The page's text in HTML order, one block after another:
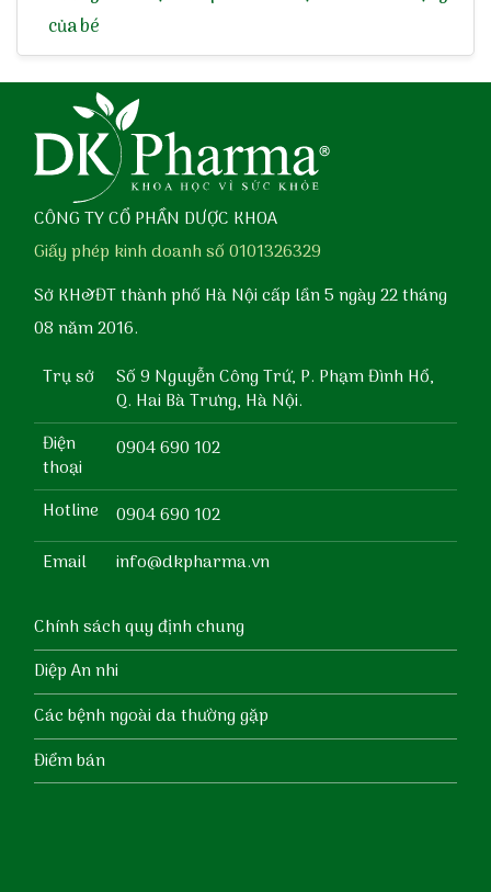
của bé
CÔNG TY CỔ PHẦN DƯỢC KHOA
Giấy phép kinh doanh số 0101326329
Sở KH&ĐT thành phố Hà Nội cấp lần 5 ngày 22 tháng
08 năm 2016.
Trụ sở
Số 9 Nguyễn Công Trứ, P. Phạm Đình Hổ,
Q. Hai Bà Trưng, Hà Nội.
Điện
thoại
0904 690 102
Hotline
0904 690 102
Email
info@dkpharma.vn
Chính sách quy định chung
Diệp An nhi
Các bệnh ngoài da thường gặp
Điểm bán